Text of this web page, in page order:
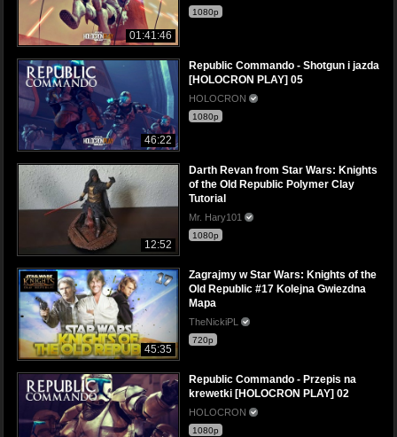
01:41:46
1080p
46:22
Republic Commando - Shotgun i jazda
[HOLOCRON PLAY] 05
HOLOCRON
1080p
12:52
Darth Revan from Star Wars: Knights
of the Old Republic Polymer Clay
Tutorial
Mr. Hary101
1080p
45:35
Zagrajmy w Star Wars: Knights of the
Old Republic #17 Kolejna Gwiezdna
Mapa
TheNickiPL
720p
Republic Commando - Przepis na
krewetki [HOLOCRON PLAY] 02
HOLOCRON
1080p